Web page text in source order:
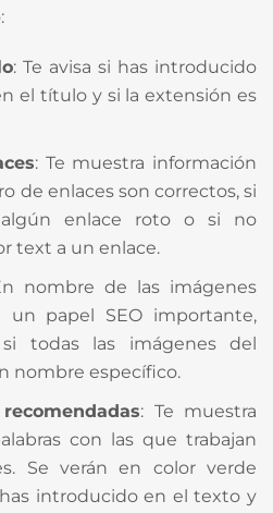
: Te avisa si has introducido
el título y si la extensión es
: Te muestra información
de enlaces son correctos, si
enlace roto o si no
text a un enlace.
nombre de las imágenes
un papel SEO importante,
todas las imágenes del
nombre específico.
: Te muestra
con las que trabajan
Se verán en color verde
introducido en el texto y